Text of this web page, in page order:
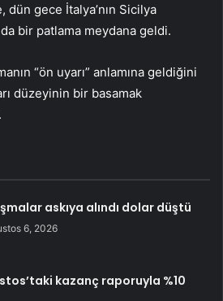
dün gece İtalya’nın Sicilya
bir patlama meydana geldi.
“ön uyarı” anlamına geldiğini
düzeyinin bir basamak
askıya alındı dolar düştü
6, 2026
kazanç raporuyla %10